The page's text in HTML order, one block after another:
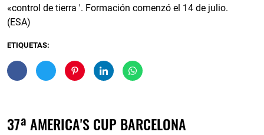
«control de tierra '. Formación comenzó el 14 de julio.
(ESA)
ETIQUETAS:
37ª AMERICA'S CUP BARCELONA